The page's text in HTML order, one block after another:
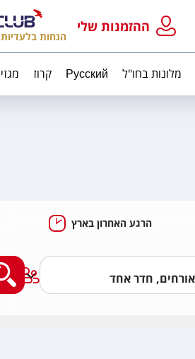
ההזמנות שלי
הנחות
מלונות בחו"ל Русский קרוז
הרגע האחרון בארץ